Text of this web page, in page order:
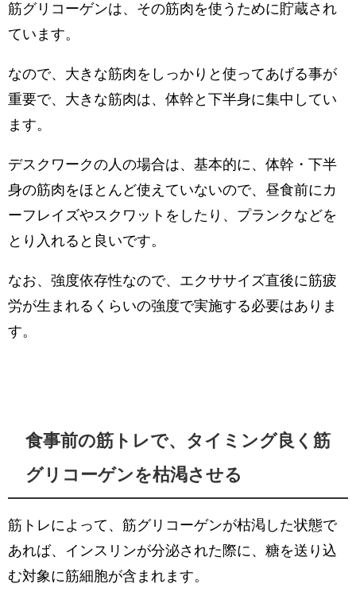
筋グリコーゲンは、その筋肉を使うために貯蔵され
ています。
なので、大きな筋肉をしっかりと使ってあげる事が
重要で、大きな筋肉は、体幹と下半身に集中してい
ます。
デスクワークの人の場合は、基本的に、体幹・下半
身の筋肉をほとんど使えていないので、昼食前にカ
ーフレイズやスクワットをしたり、プランクなどを
とり入れると良いです。
なお、強度依存性なので、エクササイズ直後に筋疲
労が生まれるくらいの強度で実施する必要はありま
す。
食事前の筋トレで、タイミング良く筋
グリコーゲンを枯渇させる
筋トレによって、筋グリコーゲンが枯渇した状態で
あれば、インスリンが分泌された際に、糖を送り込
む対象に筋細胞が含まれます。